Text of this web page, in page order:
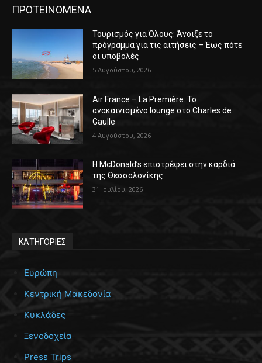
ΠΡΟΤΕΙΝΟΜΕΝΑ
Τουρισμός για Όλους: Άνοιξε το
πρόγραμμα για τις αιτήσεις – Έως πότε
οι υποβολές
5 Αυγούστου, 2026
Air France – La Première: Το
ανακαινισμένο lounge στο Charles de
Gaulle
4 Αυγούστου, 2026
Η McDonald’s επιστρέφει στην καρδιά
της Θεσσαλονίκης
31 Ιουλίου, 2026
ΚΑΤΗΓΟΡΙΕΣ
Ευρώπη
Κεντρική Μακεδονία
Κυκλάδες
Ξενοδοχεία
Press Trips